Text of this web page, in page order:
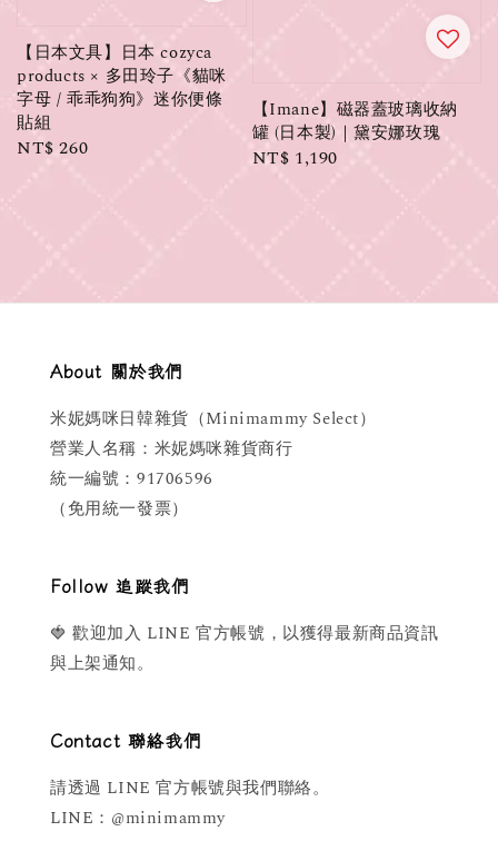
【日本文具】日本 cozyca
products × 多田玲子《貓咪
字母 / 乖乖狗狗》迷你便條
貼組
Regular
NT$ 260
【Imane】磁器蓋玻璃收納
罐 (日本製)｜黛安娜玫瑰
Regular
NT$ 1,190
About 關於我們
米妮媽咪日韓雜貨（Minimammy Select）
營業人名稱：米妮媽咪雜貨商行
統一編號：91706596
（免用統一發票）
Follow 追蹤我們
🍓 歡迎加入 LINE 官方帳號，以獲得最新商品資訊
與上架通知。
Contact 聯絡我們
請透過 LINE 官方帳號與我們聯絡。
LINE：@minimammy